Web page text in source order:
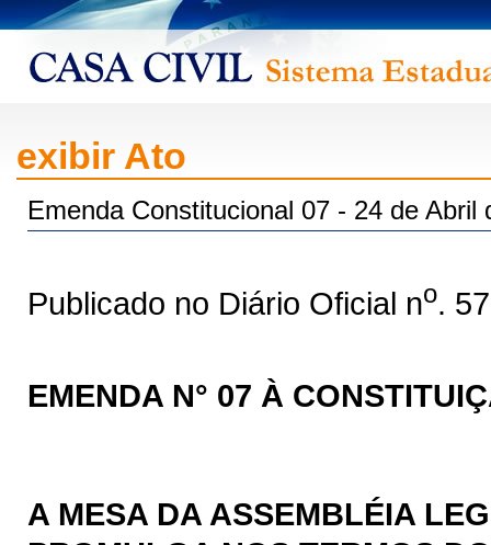
exibir Ato
Emenda Constitucional 07 - 24 de Abril
Publicado no Diário Oficial no.
EMENDA N° 07 À
A MESA DA ASSEMBLÉIA